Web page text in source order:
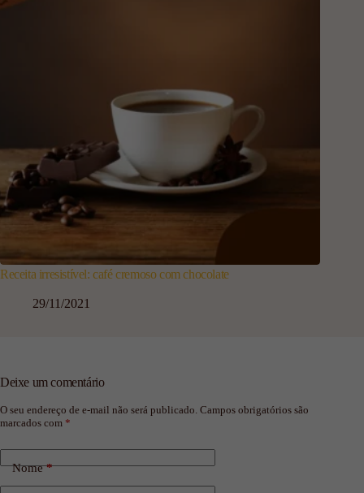
Receita irresistível: café cremoso com chocolate
29/11/2021
Deixe um comentário
O seu endereço de e-mail não será publicado. Campos obrigatórios são
marcados com *
Nome*